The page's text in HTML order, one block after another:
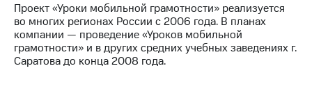
Финансовая
отчетность
Контакты
Проект «Уроки мобильной грамотности» реализуется
во многих регионах России с 2006 года. В планах
компании — проведение «Уроков мобильной
грамотности» и в других средних учебных заведениях г.
Саратова до конца 2008 года.